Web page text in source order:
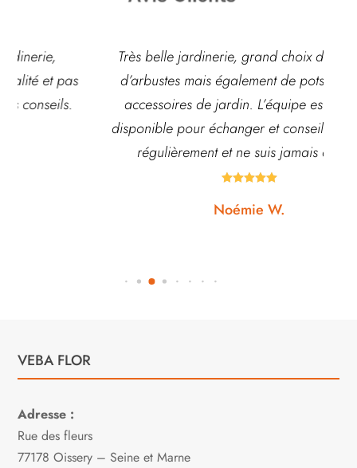
Très belle jardinerie, grand choix de fleurs et
d’arbustes mais également de pots ou autre
accessoires de jardin. L’équipe est souvent
disponible pour échanger et conseiller. J’y vais
régulièrement et ne suis jamais déçue.
VEBA FLOR
Adresse :
Rue des fleurs
77178 Oissery – Seine et Marne